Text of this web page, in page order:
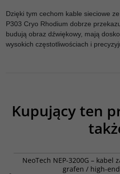
Dzięki tym cechom kable sieciowe
P303 Cryo Rhodium dobrze
budują obraz dźwiękowy, mają
wysokich częstotliwościach i
Kupujący ten
NeoTech NEP-3200G – kabel
grafen / high-